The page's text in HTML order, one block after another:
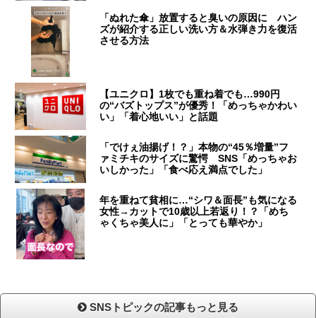
「ぬれた傘」放置すると臭いの原因に ハン
ズが紹介する正しい洗い方＆水弾き力を復活
させる方法
【ユニクロ】1枚でも重ね着でも…990円
の“バズトップス”が優秀！「めっちゃかわい
い」「着心地いい」と話題
「でけぇ油揚げ！？」本物の“45％増量”フ
ァミチキのサイズに驚愕 SNS「めっちゃお
いしかった」「食べ応え満点でした」
年を重ねて貧相に…“シワ＆面長”も気になる
女性→カットで10歳以上若返り！？「めち
ゃくちゃ美人に」「とっても華やか」
SNSトピックの記事もっと見る